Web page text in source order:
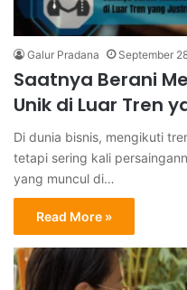
Galur Pradana September
Saatnya Berani
Unik di Luar Tren
Di dunia bisnis, mengikuti
tetapi sering kali
yang muncul di…
Read More »